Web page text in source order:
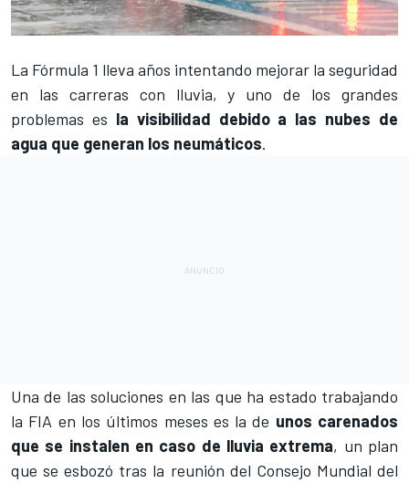
La Fórmula 1 lleva años intentando mejorar la seguridad
en las carreras con lluvia, y uno de los grandes
problemas es la visibilidad debido a las nubes de
agua que generan los neumáticos.
Una de las soluciones en las que ha estado trabajando
la FIA en los últimos meses es la de unos carenados
que se instalen en caso de lluvia extrema, un plan
que se esbozó tras la reunión del Consejo Mundial del